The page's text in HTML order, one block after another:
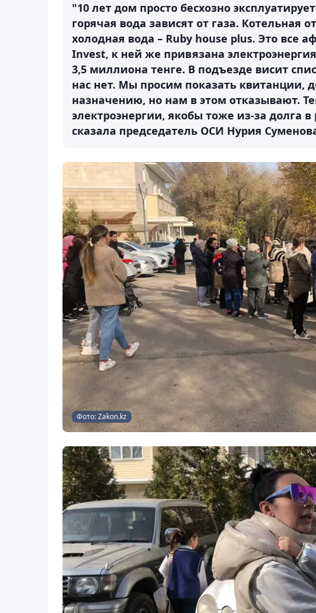
"10 лет дом просто бесхозно
горячая вода зависят от газа. Котельная
холодная вода – Ruby house plus. Это все
Invest, к ней же привязана
3,5 миллиона тенге. В подъезде висит
нас нет. Мы просим показать квитанции,
назначению, но нам в этом отказывают.
электроэнергии, якобы тоже из-за долга
сказала председатель ОСИ Нурия
Фото: Zakon.kz